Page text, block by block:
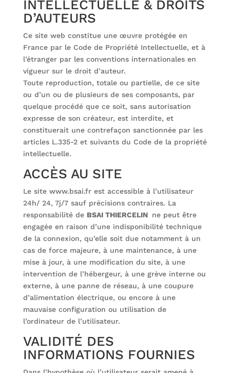
INTELLECTUELLE & DROITS
D’AUTEURS
Ce site web constitue une œuvre protégée en
France par le Code de Propriété Intellectuelle, et à
l’étranger par les conventions internationales en
vigueur sur le droit d’auteur.
Toute reproduction, totale ou partielle, de ce site
ou d’un ou de plusieurs de ses composants, par
quelque procédé que ce soit, sans autorisation
expresse de son créateur, est interdite, et
constituerait une contrefaçon sanctionnée par les
articles L.335-2 et suivants du Code de la propriété
intellectuelle.
ACCÈS AU SITE
Le site www.bsai.fr est accessible à l’utilisateur
24h/ 24, 7j/7 sauf précisions contraires. La
responsabilité de BSAI THIERCELIN ne peut être
engagée en raison d’une indisponibilité technique
de la connexion, qu’elle soit due notamment à un
cas de force majeure, à une maintenance, à une
mise à jour, à une modification du site, à une
intervention de l’hébergeur, à une grève interne ou
externe, à une panne de réseau, à une coupure
d’alimentation électrique, ou encore à une
mauvaise configuration ou utilisation de
l’ordinateur de l’utilisateur.
VALIDITÉ DES
INFORMATIONS FOURNIES